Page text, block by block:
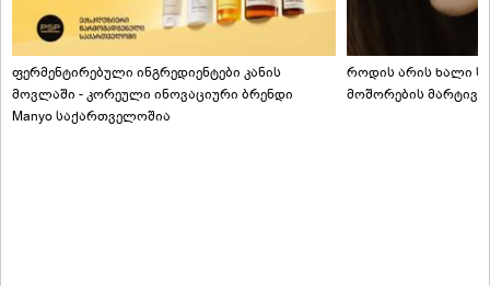
ფერმენტირებული ინგრედიენტები კანის
მოვლაში - კორეული ინოვაციური ბრენდი
Manyo საქართველოშია
როდის არის ხალი
მოშორების